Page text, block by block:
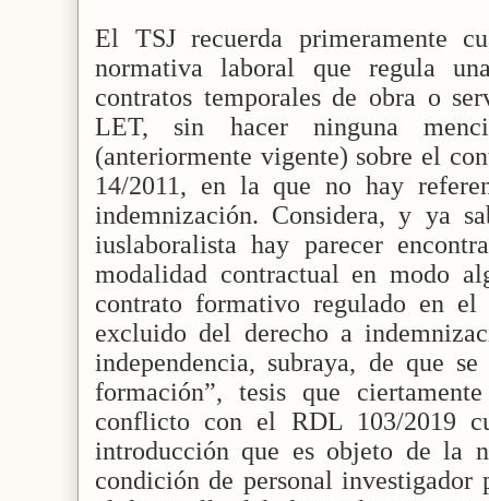
El TSJ recuerda primeramente
normativa laboral que regula
contratos temporales de obra o
LET, sin hacer ninguna
(anteriormente vigente) sobre el
14/2011, en la que no hay
indemnización. Considera, y ya
iuslaboralista hay parecer
modalidad contractual en modo
contrato formativo regulado en
excluido del derecho a
independencia, subraya, de que
formación”, tesis que
conflicto con el RDL 103/2019
introducción que es objeto de la
condición de personal